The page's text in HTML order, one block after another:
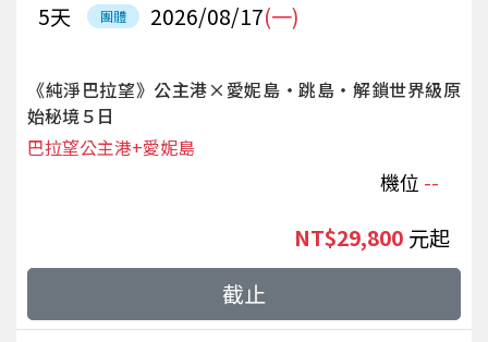
團體 2026/08/17(一)
5天
《純淨巴拉望》公主港×愛妮島‧跳島‧解鎖世界級原
始秘境５日
機位 --
巴拉望公主港+愛妮島
NT$29,800 起
截止